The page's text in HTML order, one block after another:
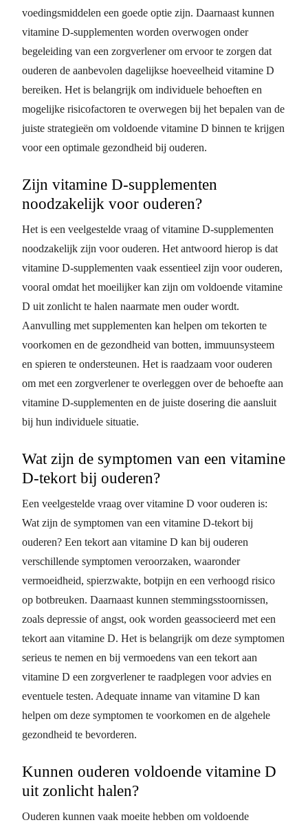
voedingsmiddelen een goede optie zijn. Daarnaast kunnen
vitamine D-supplementen worden overwogen onder
begeleiding van een zorgverlener om ervoor te zorgen dat
ouderen de aanbevolen dagelijkse hoeveelheid vitamine D
bereiken. Het is belangrijk om individuele behoeften en
mogelijke risicofactoren te overwegen bij het bepalen van de
juiste strategieën om voldoende vitamine D binnen te krijgen
voor een optimale gezondheid bij ouderen.
Zijn vitamine D-supplementen
noodzakelijk voor ouderen?
Het is een veelgestelde vraag of vitamine D-supplementen
noodzakelijk zijn voor ouderen. Het antwoord hierop is dat
vitamine D-supplementen vaak essentieel zijn voor ouderen,
vooral omdat het moeilijker kan zijn om voldoende vitamine
D uit zonlicht te halen naarmate men ouder wordt.
Aanvulling met supplementen kan helpen om tekorten te
voorkomen en de gezondheid van botten, immuunsysteem
en spieren te ondersteunen. Het is raadzaam voor ouderen
om met een zorgverlener te overleggen over de behoefte aan
vitamine D-supplementen en de juiste dosering die aansluit
bij hun individuele situatie.
Wat zijn de symptomen van een vitamine
D-tekort bij ouderen?
Een veelgestelde vraag over vitamine D voor ouderen is:
Wat zijn de symptomen van een vitamine D-tekort bij
ouderen? Een tekort aan vitamine D kan bij ouderen
verschillende symptomen veroorzaken, waaronder
vermoeidheid, spierzwakte, botpijn en een verhoogd risico
op botbreuken. Daarnaast kunnen stemmingsstoornissen,
zoals depressie of angst, ook worden geassocieerd met een
tekort aan vitamine D. Het is belangrijk om deze symptomen
serieus te nemen en bij vermoedens van een tekort aan
vitamine D een zorgverlener te raadplegen voor advies en
eventuele testen. Adequate inname van vitamine D kan
helpen om deze symptomen te voorkomen en de algehele
gezondheid te bevorderen.
Kunnen ouderen voldoende vitamine D
uit zonlicht halen?
Ouderen kunnen vaak moeite hebben om voldoende